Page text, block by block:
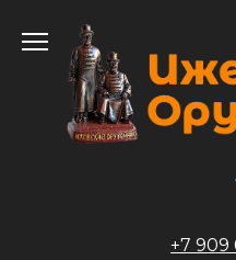
содержанию
+7 909